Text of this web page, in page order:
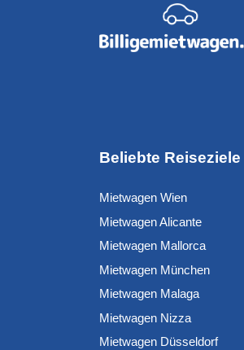
Beliebte Reiseziele
Mietwagen Wien
Mietwagen Alicante
Mietwagen Mallorca
Mietwagen München
Mietwagen Malaga
Mietwagen Nizza
Mietwagen Düsseldorf